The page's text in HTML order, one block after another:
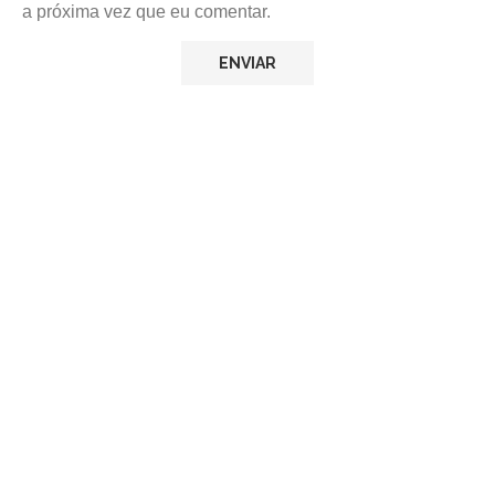
a próxima vez que eu comentar.